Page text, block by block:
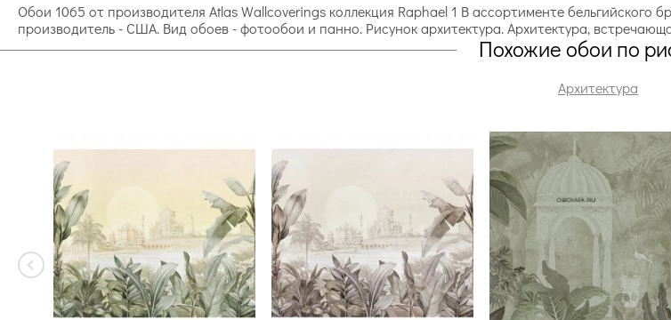
Обои 1065 от производителя Atlas Wallcoverings коллекция Raphael 1 В ассортименте
производитель - США. Вид обоев - фотообои и панно. Рисунок архитектура. Архитектура,
Похожие обои по
Архитектура